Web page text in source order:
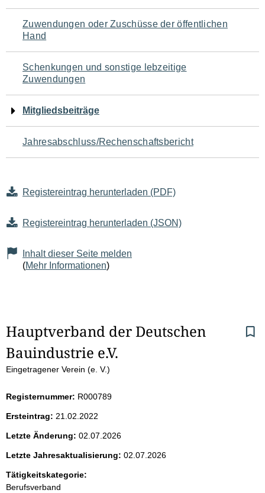
Zuwendungen oder Zuschüsse der öffentlichen
Hand
Schenkungen und sonstige lebzeitige
Zuwendungen
Mitgliedsbeiträge
Jahresabschluss/Rechenschaftsbericht
Registereintrag herunterladen (PDF)
Registereintrag herunterladen (JSON)
Inhalt dieser Seite melden
(Mehr Informationen)
S
e
t
e
n
i
Hauptverband der Deutschen
Bauindustrie e.V.
Eingetragener Verein (e. V.)
Registernummer: R000789
Ersteintrag: 21.02.2022
Letzte Änderung: 02.07.2026
Letzte Jahresaktualisierung: 02.07.2026
Tätigkeitskategorie:
Berufsverband